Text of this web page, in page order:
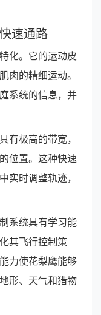
速通路
化。它的运动皮
肉的精细运动。
系统的信息，并
有极高的带宽，
位置。这种快速
实时调整轨迹，
系统具有学习能
其飞行控制策
力使花梨鹰能够
形、天气和猎物